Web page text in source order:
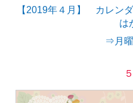
【2019年４月】 カレン
は
⇒月